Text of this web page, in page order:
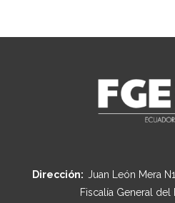
Dirección: Juan León Mera
Fiscalía General del